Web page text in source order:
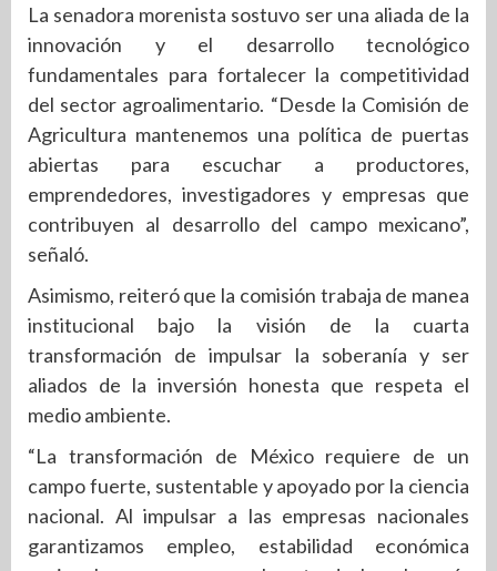
La senadora morenista sostuvo ser una aliada de la
innovación y el desarrollo tecnológico
fundamentales para fortalecer la competitividad
del sector agroalimentario. “Desde la Comisión de
Agricultura mantenemos una política de puertas
abiertas para escuchar a productores,
emprendedores, investigadores y empresas que
contribuyen al desarrollo del campo mexicano”,
señaló.
Asimismo, reiteró que la comisión trabaja de manea
institucional bajo la visión de la cuarta
transformación de impulsar la soberanía y ser
aliados de la inversión honesta que respeta el
medio ambiente.
“La transformación de México requiere de un
campo fuerte, sustentable y apoyado por la ciencia
nacional. Al impulsar a las empresas nacionales
garantizamos empleo, estabilidad económica